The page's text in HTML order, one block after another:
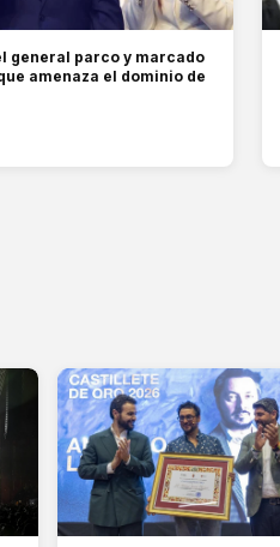
general parco y marcado
amenaza el dominio de